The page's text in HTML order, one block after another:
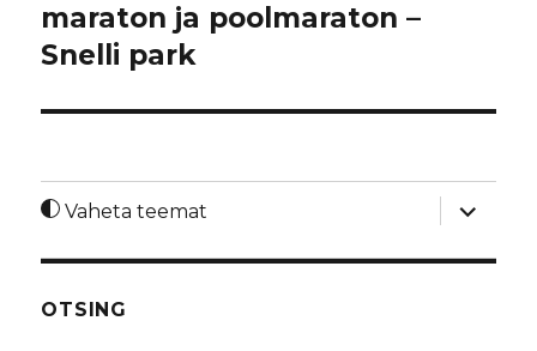
maraton ja poolmaraton –
Snelli park
Vaheta teemat
laienda
OTSING